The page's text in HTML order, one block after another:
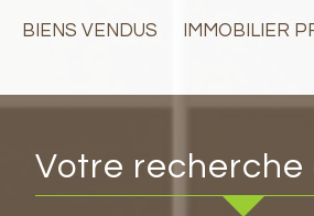
BIENS VENDUS IMMOBILIER
votre